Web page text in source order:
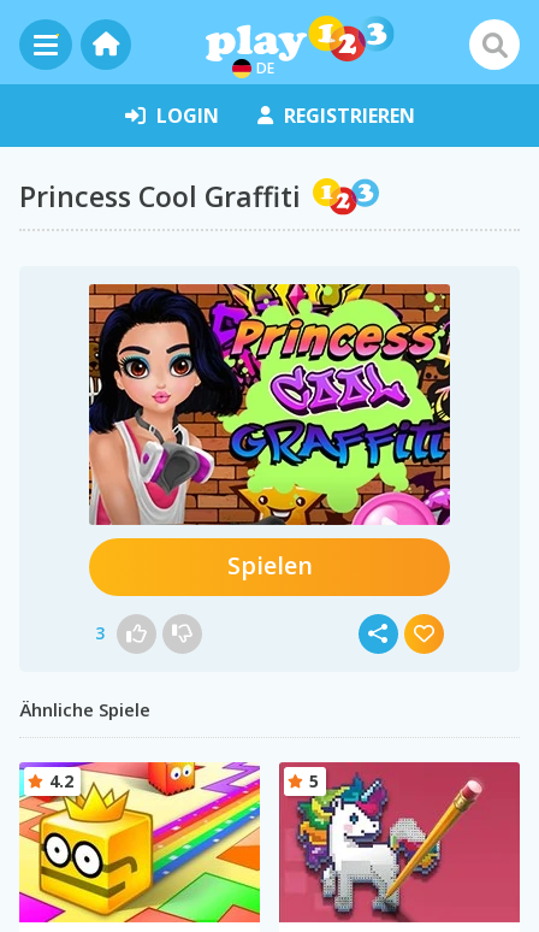
DE
LOGIN REGISTRIEREN
Princess Cool Graffiti
Spielen
3
Ähnliche Spiele
4.2 5